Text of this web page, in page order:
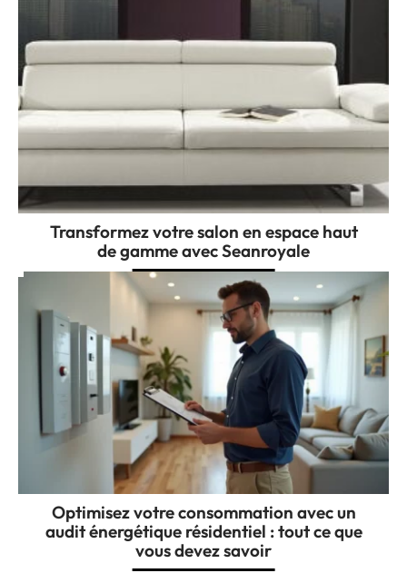
Transformez votre salon en espace haut
de gamme avec Seanroyale
Optimisez votre consommation avec un
audit énergétique résidentiel : tout ce que
vous devez savoir